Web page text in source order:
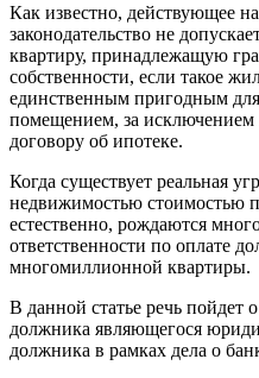
Как известно, действующее
законодательство не
квартиру, принадлежащую
собственности, если такое
единственным пригодным
помещением, за
договору об ипотеке.
Когда существует реальная
недвижимостью стоимостью
естественно, рождаются
ответственности по оплате
многомиллионной квартиры.
В данной статье речь пойдет
должника являющегося
должника в рамках дела о